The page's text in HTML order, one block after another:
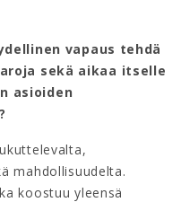
vapaus tehdä
sekä aikaa itselle
asioiden
mahdollisuudelta.
koostuu yleensä